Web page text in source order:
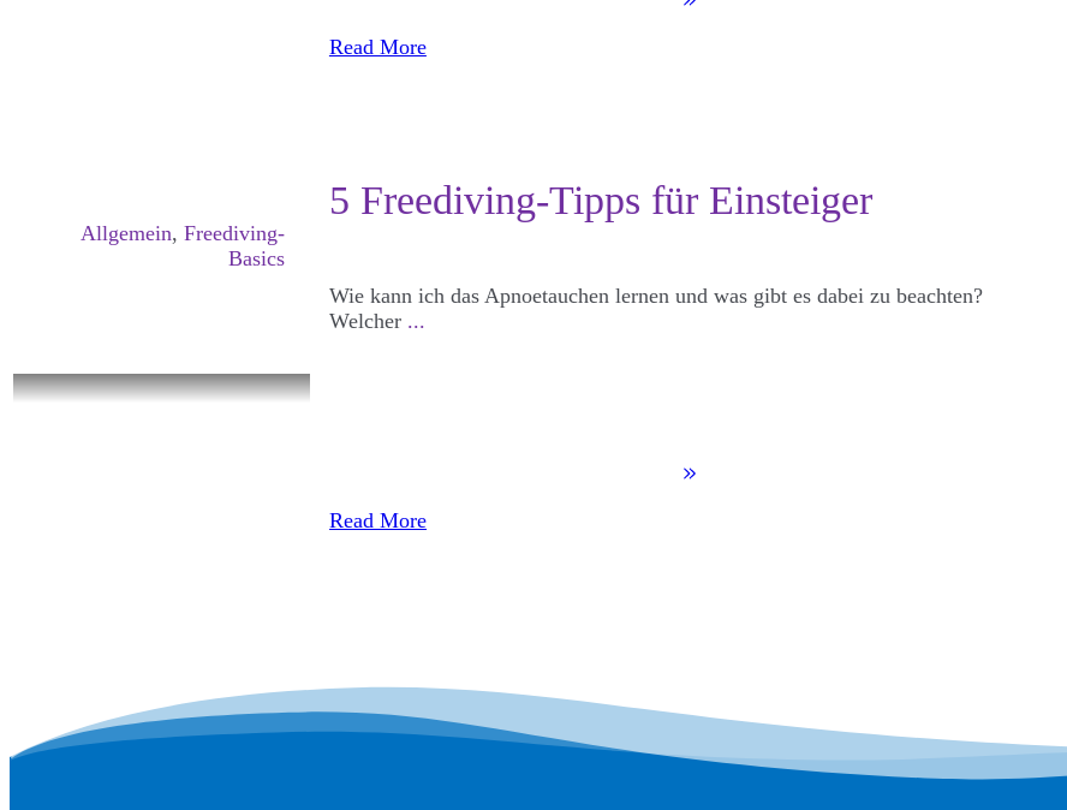
Read More
Allgemein,Freediving-
Basics
5 Freediving-Tipps für Einsteiger
Wie kann ich das Apnoetauchen lernen und was gibt es dabei zu beachten?
Welcher ...
Read More